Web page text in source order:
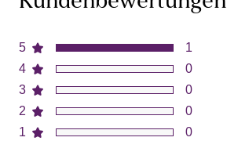
5
4
3
2
1
1
0
0
0
0